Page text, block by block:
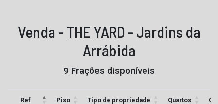
Venda - THE YARD - Jardins da
Arrábida
9 Frações disponíveis
Ref Piso Tipo de propriedade Quartos